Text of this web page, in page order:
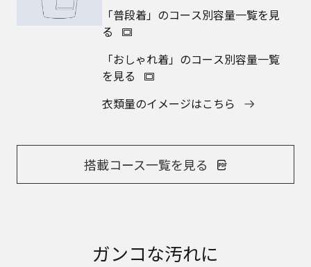
「普段着」のコース別容量一覧を見
る
「おしゃれ着」のコース別容量一覧
を見る
衣類量のイメージはこちら
搭載コース一覧を見る
ガンコな汚れに